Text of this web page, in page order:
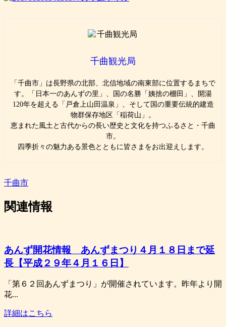
千曲観光局
「千曲市」は長野県の北部、北信地域の南東部に位置するまちで
す。「日本一のあんずの里」、国の名勝「姨捨の棚田」、開湯
120年を超える「戸倉上山田温泉」、そして国の重要伝統的建造
物群保存地区「稲荷山」。
恵まれた風土と古代からの長い歴史と文化を持つふるさと・千曲
市。
四季折々の魅力ある景色とともに皆さまをお出迎えします。
千曲市
関連情報
あんず開花情報 あんずまつり４月１８日まで延
長【平成２９年４月１６日】
「第６２回あんずまつり」が開催されています。昨年より開
花...
詳細はこちら